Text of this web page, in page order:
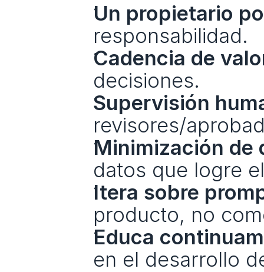
Un propietario
responsabilidad.
Cadencia de
decisiones.
Supervisión
revisores/
Minimización de
datos que logre
Itera sobre
producto, no
Educa
en el desarrollo